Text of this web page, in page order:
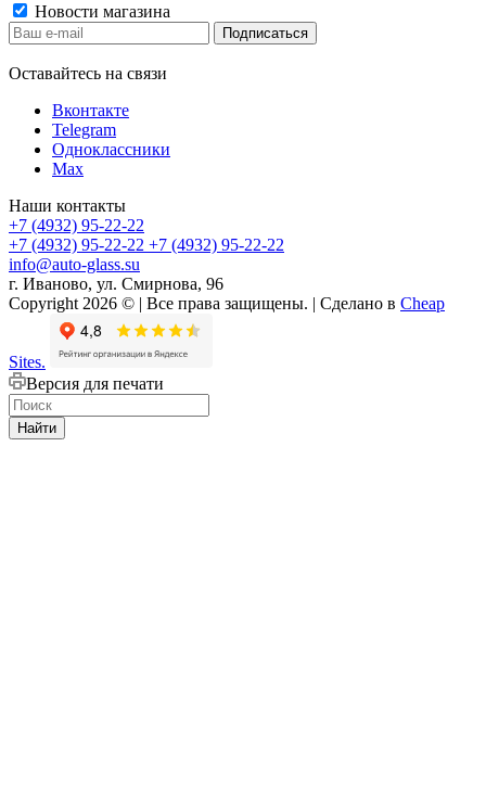
Новости магазина
Оставайтесь на связи
Вконтакте
Telegram
Одноклассники
Max
Наши контакты
+7 (4932) 95-22-22
+7 (4932) 95-22-22 +7 (4932) 95-22-22
info@auto-glass.su
г. Иваново, ул. Смирнова, 96
Copyright 2026 © | Все права защищены. | Сделано в Cheap
Sites.
Версия для печати
Найти